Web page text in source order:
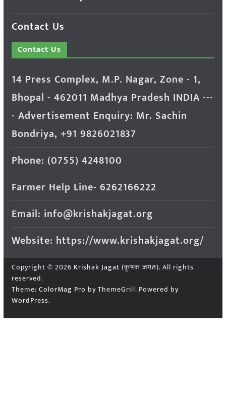
Contact Us
Contact Us
14 Press Complex, M.P. Nagar, Zone - 1,
Bhopal - 462011 Madhya Pradesh INDIA ---
- Advertisement Enquiry: Mr. Sachin
Bondriya, +91 9826021837
Phone: (0755) 4248100
Farmer Help Line- 6262166222
Email: info@krishakjagat.org
Website: https://www.krishakjagat.org/
Copyright © 2026 Krishak Jagat (कृषक जगत). All rights
reserved.
Theme: ColorMag Pro by ThemeGrill. Powered by
WordPress.